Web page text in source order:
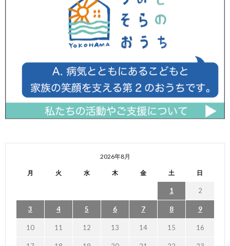
2026年8月
月 火 水 木 金 土 日
1 2
3 4 5 6 7 8 9
10 11 12 13 14 15 16